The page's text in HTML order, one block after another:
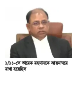
১/১১-তে তারেক রহমানকে আয়নাঘরে
রাখা হয়েছিল